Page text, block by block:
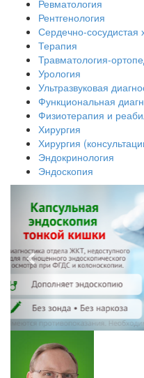
Ревматология
Рентгенология
Сердечно-сосудистая
Терапия
Травматология-
Урология
Ультразвуковая
Функциональная
Физиотерапия и
Хирургия
Хирургия
Эндокринология
Эндоскопия